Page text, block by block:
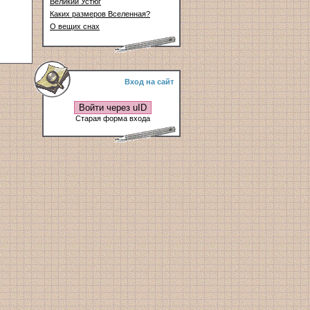
Каких размеров Вселенная?
О вещих снах
Вход на сайт
Войти через uID
Старая форма входа